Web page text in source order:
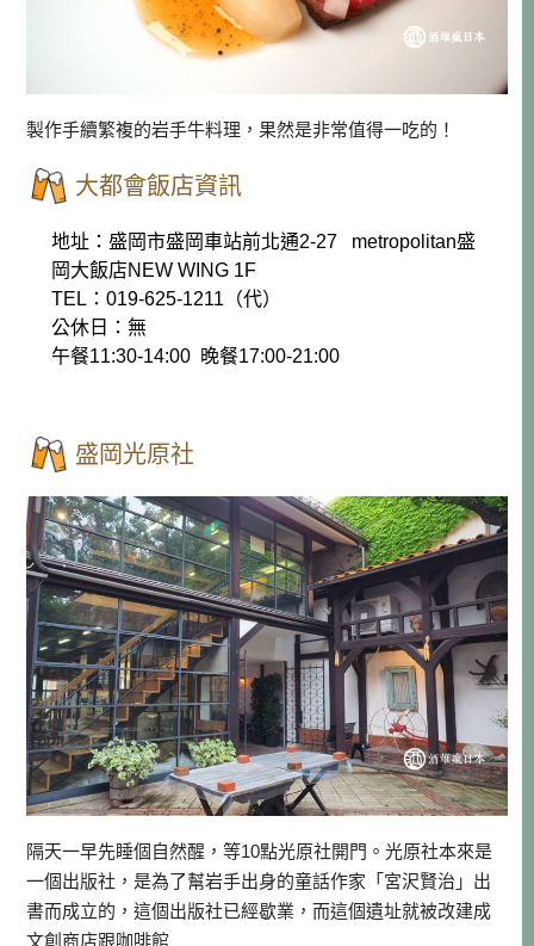
製作手續繁複的岩手牛料理，果然是非常值得一吃的！
大都會飯店資訊
地址：盛岡市盛岡車站前北通2-27 metropolitan盛
岡大飯店NEW WING 1F
TEL：019-625-1211（代）
公休日：無
午餐11:30-14:00 晚餐17:00-21:00
盛岡光原社
隔天一早先睡個自然醒，等10點光原社開門。光原社本來是
一個出版社，是為了幫岩手出身的童話作家「宮沢賢治」出
書而成立的，這個出版社已經歇業，而這個遺址就被改建成
文創商店跟咖啡館